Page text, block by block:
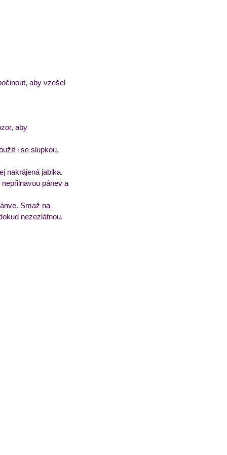
aby vzešel
aby
i se slupkou,
nakrájená jablka.
pánev a
Smaž na
nezezlátnou.